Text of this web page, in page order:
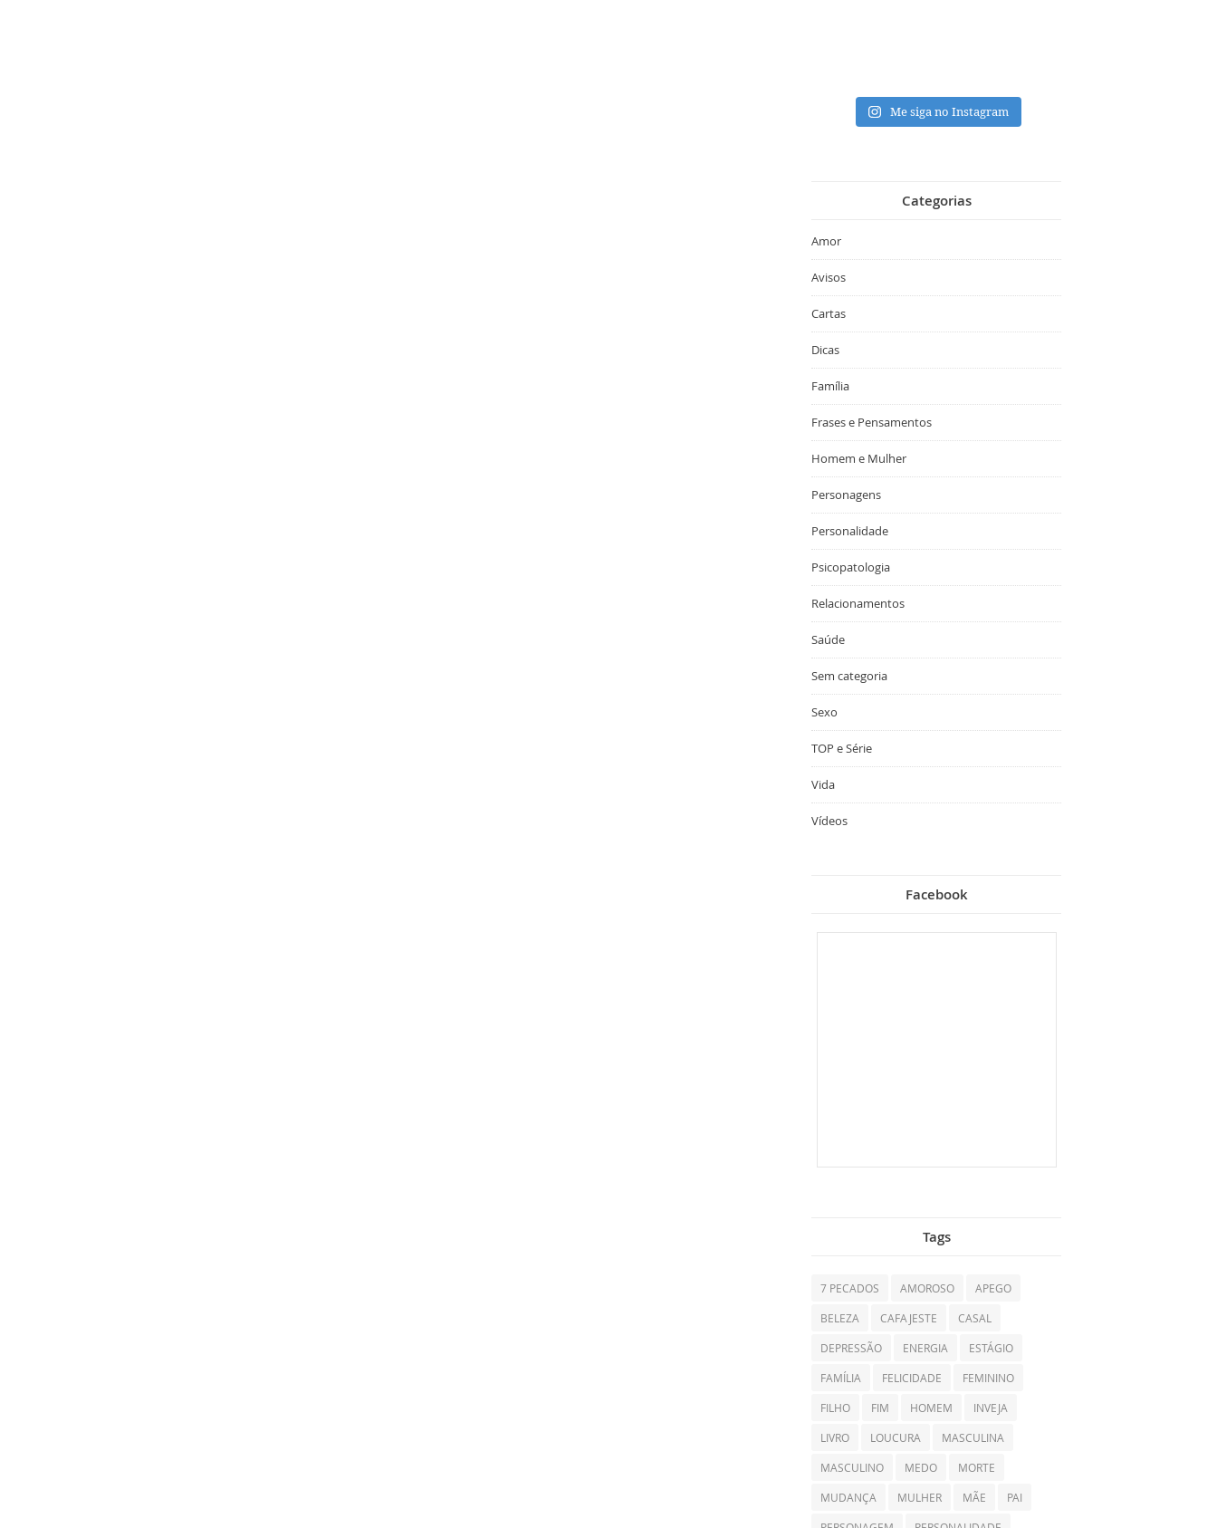
Me siga no Instagram
Categorias
Amor
Avisos
Cartas
Dicas
Família
Frases e Pensamentos
Homem e Mulher
Personagens
Personalidade
Psicopatologia
Relacionamentos
Saúde
Sem categoria
Sexo
TOP e Série
Vida
Vídeos
Facebook
Tags
7 PECADOS AMOROSO APEGO
BELEZA CAFAJESTE CASAL
DEPRESSÃO ENERGIA ESTÁGIO
FAMÍLIA FELICIDADE FEMININO
FILHO FIM HOMEM INVEJA
LIVRO LOUCURA MASCULINA
MASCULINO MEDO MORTE
MUDANÇA MULHER MÃE PAI